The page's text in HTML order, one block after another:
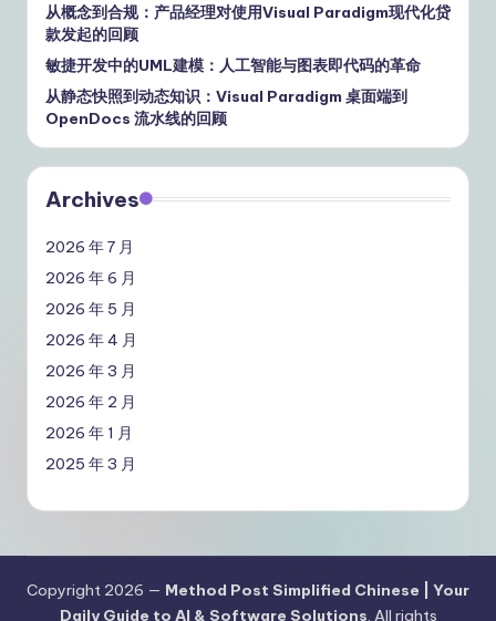
从概念到合规：产品经理对使用Visual Paradigm现代化贷
款发起的回顾
敏捷开发中的UML建模：人工智能与图表即代码的革命
从静态快照到动态知识：Visual Paradigm 桌面端到
OpenDocs 流水线的回顾
Archives
2026 年 7 月
2026 年 6 月
2026 年 5 月
2026 年 4 月
2026 年 3 月
2026 年 2 月
2026 年 1 月
2025 年 3 月
Copyright 2026 — Method Post Simplified Chinese | Your
Daily Guide to AI & Software Solutions. All rights